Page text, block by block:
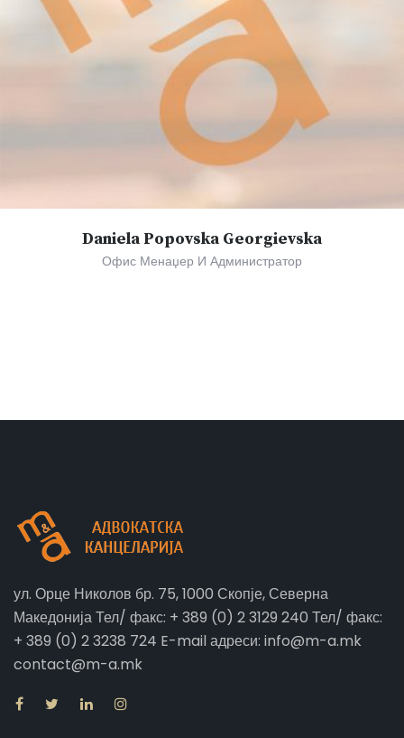
Daniela Popovska Georgievska
Офис Менаџер И Администратор
ул. Орце Николов бр. 75, 1000 Скопје, Северна
Македонија Тел/ факс: + 389 (0) 2 3129 240 Тел/ факс:
+ 389 (0) 2 3238 724 E-mail адреси: info@m-a.mk
contact@m-a.mk